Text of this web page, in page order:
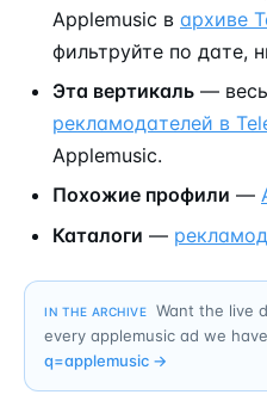
Applemusic в архиве
фильтруйте по дате,
Эта вертикаль —
рекламодателей в
Applemusic.
Похожие профили —
Каталоги —
IN THE ARCHIVE
Want the live
every applemusic ad we
q=applemusic →